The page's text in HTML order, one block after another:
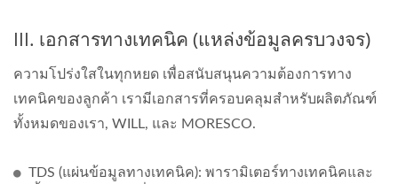
III. เอกสารทางเทคนิค (แหล่งข้อมูลครบวงจร)
ความโปร่งใสในทุกหยด เพื่อสนับสนุนความต้องการทาง
เทคนิคของลูกค้า เรามีเอกสารที่ครอบคลุมสำหรับผลิตภัณฑ์
ทั้งหมดของเรา, WILL, และ MORESCO.
TDS (แผ่นข้อมูลทางเทคนิค): พารามิเตอร์ทางเทคนิคและ